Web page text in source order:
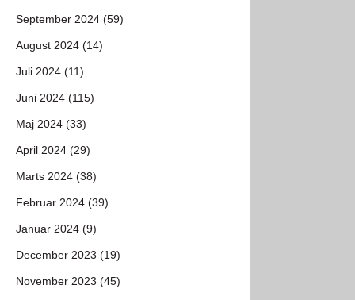
September 2024 (59)
August 2024 (14)
Juli 2024 (11)
Juni 2024 (115)
Maj 2024 (33)
April 2024 (29)
Marts 2024 (38)
Februar 2024 (39)
Januar 2024 (9)
December 2023 (19)
November 2023 (45)